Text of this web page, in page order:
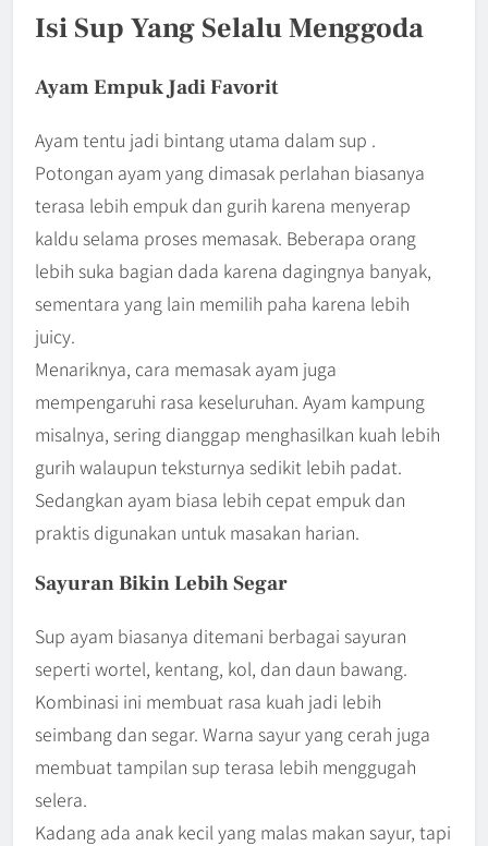
Isi Sup Yang Selalu Menggoda
Ayam Empuk Jadi Favorit
Ayam tentu jadi bintang utama dalam sup .
Potongan ayam yang dimasak perlahan biasanya
terasa lebih empuk dan gurih karena menyerap
kaldu selama proses memasak. Beberapa orang
lebih suka bagian dada karena dagingnya banyak,
sementara yang lain memilih paha karena lebih
juicy.
Menariknya, cara memasak ayam juga
mempengaruhi rasa keseluruhan. Ayam kampung
misalnya, sering dianggap menghasilkan kuah lebih
gurih walaupun teksturnya sedikit lebih padat.
Sedangkan ayam biasa lebih cepat empuk dan
praktis digunakan untuk masakan harian.
Sayuran Bikin Lebih Segar
Sup ayam biasanya ditemani berbagai sayuran
seperti wortel, kentang, kol, dan daun bawang.
Kombinasi ini membuat rasa kuah jadi lebih
seimbang dan segar. Warna sayur yang cerah juga
membuat tampilan sup terasa lebih menggugah
selera.
Kadang ada anak kecil yang malas makan sayur, tapi